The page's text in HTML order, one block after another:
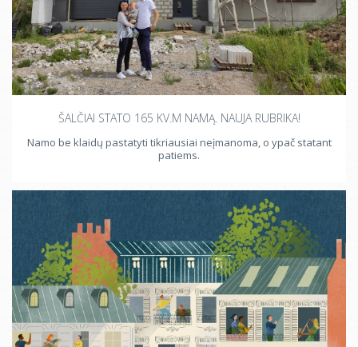
ŠALČIAI STATO 165 KV.M NAMĄ. NAUJA RUBRIKA!
Namo be klaidų pastatyti tikriausiai neįmanoma, o ypač statant
patiems.